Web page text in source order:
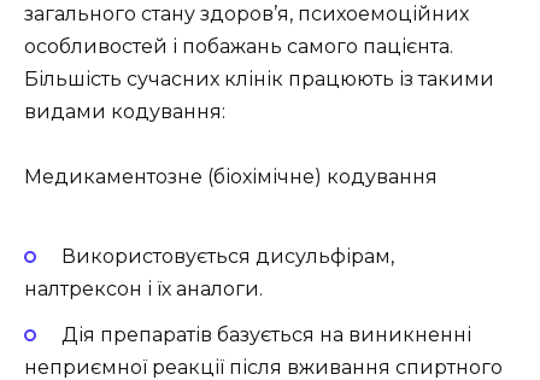
загального стану здоров’я, психоемоційних
особливостей і побажань самого пацієнта.
Більшість сучасних клінік працюють із такими
видами кодування:
Медикаментозне (біохімічне) кодування
Використовується дисульфірам,
налтрексон і їх аналоги.
Дія препаратів базується на виникненні
неприємної реакції після вживання спиртного